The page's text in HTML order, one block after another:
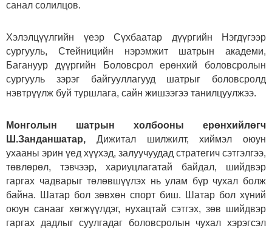
санал солилцов.
Хэлэлцүүлгийн үеэр Сүхбаатар дүүргийн Нэгдүгээр
сургууль, Стейницийн нэрэмжит шатрын академи,
Багануур дүүргийн Боловсрол ерөнхий боловсролын
сургууль зэрэг байгууллагууд шатрыг боловсролд
нэвтрүүлж буй туршлага, сайн жишээгээ танилцуулжээ.
Монголын шатрын холбооны ерөнхийлөгч
Ш.Занданшатар, Дижитал шилжилт, хиймэл оюун
ухааны эрин үед хүүхэд, залуучуудад стратегич сэтгэлгээ,
төвлөрөл, тэвчээр, хариуцлагатай байдал, шийдвэр
гаргах чадварыг төлөвшүүлэх нь улам бүр чухал болж
байна. Шатар бол зөвхөн спорт биш. Шатар бол хүний
оюун санааг хөгжүүлдэг, нухацтай сэтгэх, зөв шийдвэр
гаргах дадлыг суулгадаг боловсролын чухал хэрэгсэл